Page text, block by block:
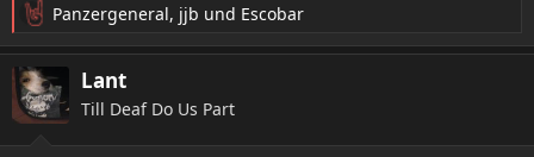
R
e
a
k
t
Panzergeneral, jjb und Escobar
Lant
Till Deaf Do Us Part